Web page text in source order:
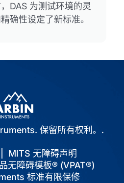
DAS 为测试环境的灵
确性设定了新标准。
保留所有权利。.
MITS 无障碍声明
无障碍模板® (VPAT®)
标准有限保修